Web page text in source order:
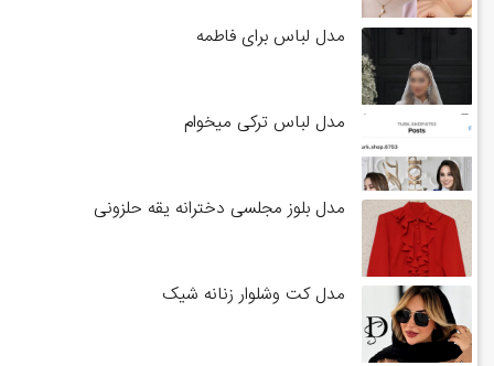
مدل لباس برای فاطمه
مدل لباس ترکی میخوام
مدل بلوز مجلسی دخترانه یقه حلزونی
مدل کت وشلوار زنانه شیک